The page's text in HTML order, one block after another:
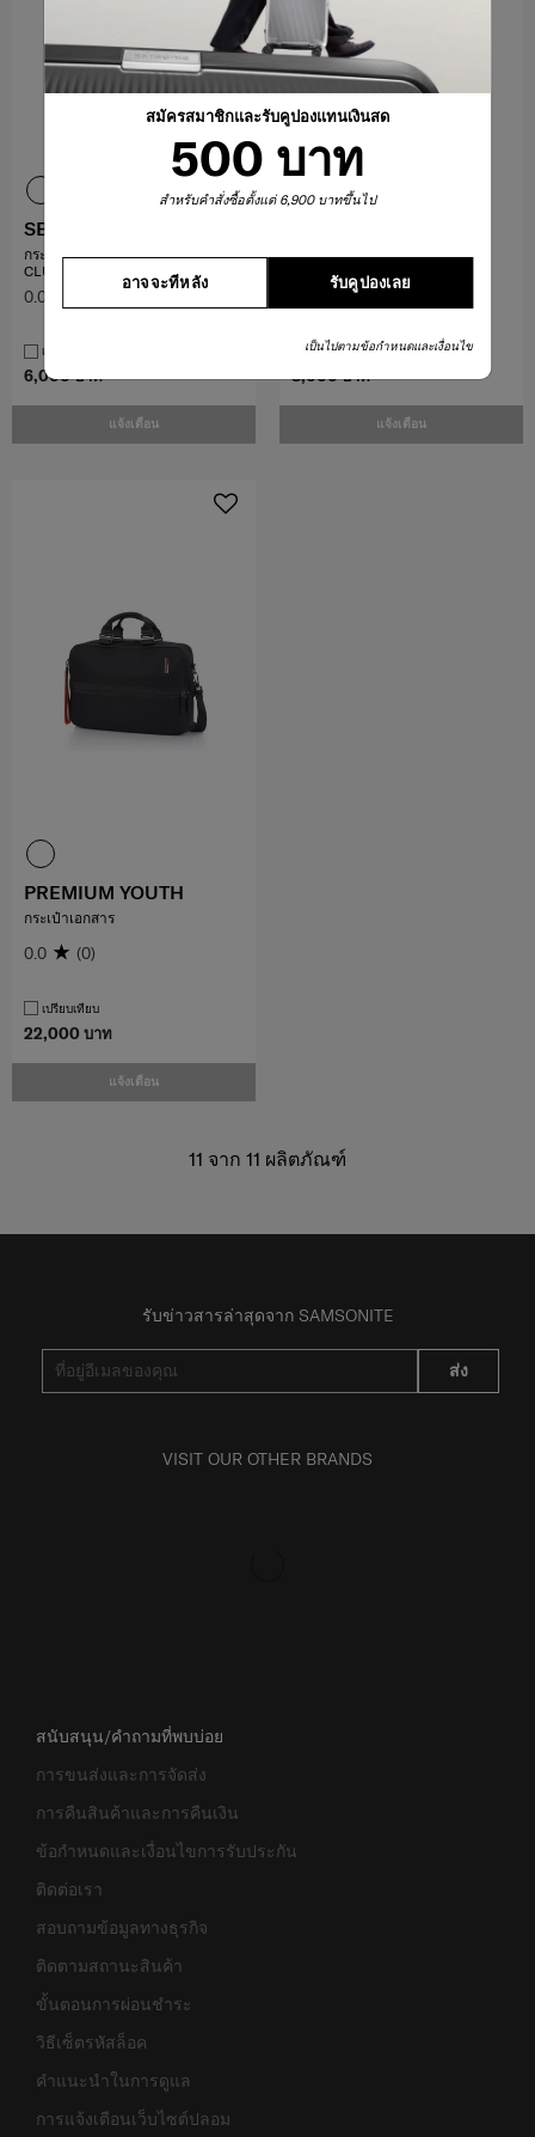
สมัครสมาชิกและรับคูปองแทนเงินสด
500 บาท
สำหรับคำสั่งซื้อตั้งแต่ 6,900 บาทขึ้นไป
รับคูปองเลย
อาจจะทีหลัง
เป็นไปตามข้อกำหนดและเงื่อนไข
6,000 บาท
แจ้งเตือน
SBL SIGNATURE
กระเป๋าสะพายข้าง CROSSBODY
CLUTCH BAG
0.0
เปรียบเทียบ
8,000 บาท
แจ้งเตือน
CROSS BAG
(1)
เปรียบเทียบ
22,000 บาท
แจ้งเตือน
PREMIUM YOUTH
กระเป๋าเอกสาร
0.0 (0)
เปรียบเทียบ
11 จาก 11 ผลิตภัณฑ์
รับข่าวสารล่าสุดจาก SAMSONITE
ส่ง
VISIT OUR OTHER BRANDS
สนับสนุน/คำถามที่พบบ่อย
การขนส่งและการจัดส่ง
การคืนสินค้าและการคืนเงิน
ข้อกำหนดและเงื่อนไขการรับประกัน
ติดต่อเรา
สอบถามข้อมูลทางธุรกิจ
ติดตามสถานะสินค้า
ขั้นตอนการผ่อนชำระ
วิธีเซ็ตรหัสล็อค
คำแนะนำในการดูแล
การแจ้งเตือนเว็บไซต์ปลอม